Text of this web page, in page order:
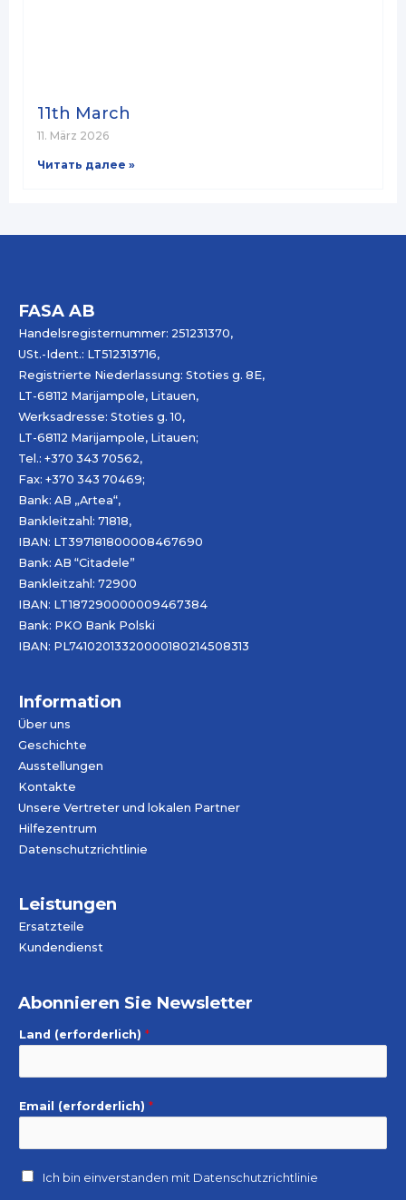
11th March
11. März 2026
Читать далее »
FASA AB
Handelsregisternummer: 251231370,
USt.-Ident.: LT512313716,
Registrierte Niederlassung: Stoties g. 8E,
LT-68112 Marijampole, Litauen,
Werksadresse: Stoties g. 10,
LT-68112 Marijampole, Litauen;
Tel.: +370 343 70562,
Fax: +370 343 70469;
Bank: AB „Artea“,
Bankleitzahl: 71818,
IBAN: LT397181800008467690
Bank: AB “Citadele”
Bankleitzahl: 72900
IBAN: LT187290000009467384
Bank: PKO Bank Polski
IBAN: PL74102013320000180214508313
Information
Über uns
Geschichte
Ausstellungen
Kontakte
Unsere Vertreter und lokalen Partner
Hilfezentrum
Datenschutzrichtlinie
Leistungen
Ersatzteile
Kundendienst
Abonnieren Sie Newsletter
Land (erforderlich) *
Email (erforderlich) *
Ich bin einverstanden mit Datenschutzrichtlinie